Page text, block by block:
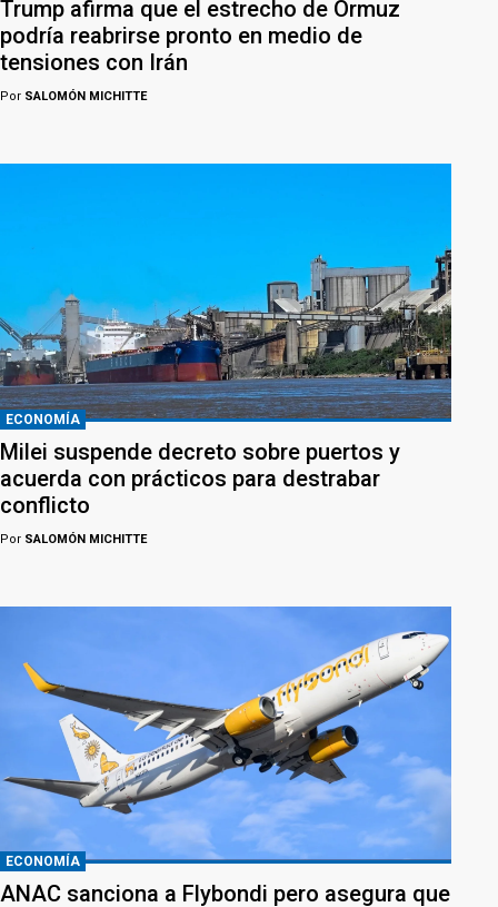
Trump afirma que el estrecho de Ormuz
podría reabrirse pronto en medio de
tensiones con Irán
Por SALOMÓN MICHITTE
ECONOMÍA
Milei suspende decreto sobre puertos y
acuerda con prácticos para destrabar
conflicto
Por SALOMÓN MICHITTE
ECONOMÍA
ANAC sanciona a Flybondi pero asegura que